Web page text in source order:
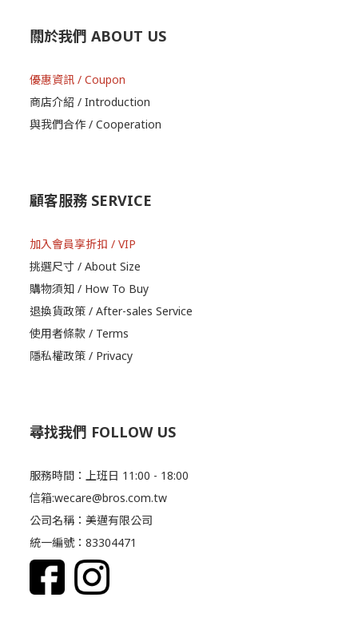
關於我們 ABOUT US
優惠資訊 / Coupon
商店介紹 / Introduction
與我們合作 / Cooperation
顧客服務 SERVICE
加入會員享折扣 / VIP
挑選尺寸 / About Size
購物須知 / How To Buy
退換貨政策 / After-sales Service
使用者條款 / Terms
隱私權政策 / Privacy
尋找我們 FOLLOW US
服務時間：上班日 11:00 - 18:00
信箱:wecare@bros.com.tw
公司名稱：美邁有限公司
統一編號：83304471